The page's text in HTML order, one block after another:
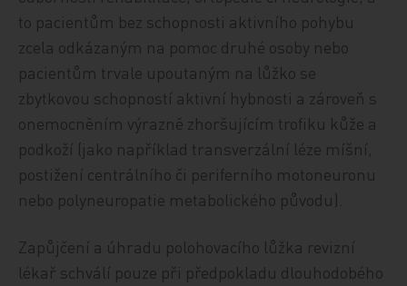
to pacientům bez schopnosti aktivního pohybu
zcela odkázaným na pomoc druhé osoby nebo
pacientům trvale upoutaným na lůžko se
zbytkovou schopností aktivní hybnosti a zároveň s
onemocněním výrazně zhoršujícím trofiku kůže a
podkoží (jako například transverzální léze míšní,
postižení centrálního či periferního motoneuronu
nebo polyneuropatie metabolického původu).
Zapůjčení a úhradu polohovacího lůžka revizní
lékař schválí pouze při předpokladu dlouhodobého